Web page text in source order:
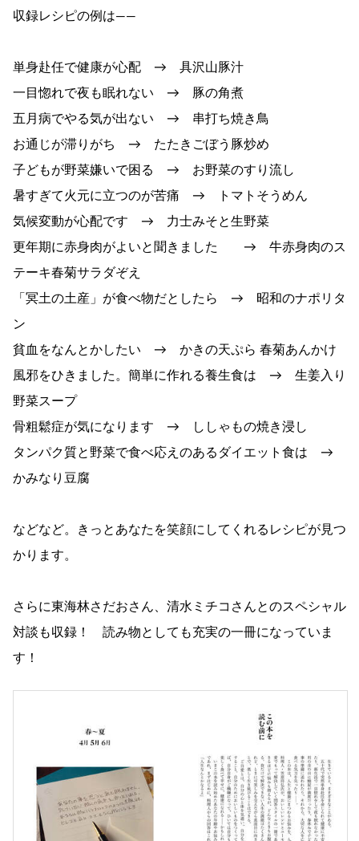
収録レシピの例は――
単身赴任で健康が心配 → 具沢山豚汁
一目惚れで夜も眠れない → 豚の角煮
五月病でやる気が出ない → 串打ち焼き鳥
お通じが滞りがち → たたきごぼう豚炒め
子どもが野菜嫌いで困る → お野菜のすり流し
暑すぎて火元に立つのが苦痛 → トマトそうめん
気候変動が心配です → 力士みそと生野菜
更年期に赤身肉がよいと聞きました → 牛赤身肉のス
テーキ春菊サラダぞえ
「冥土の土産」が食べ物だとしたら → 昭和のナポリタ
ン
貧血をなんとかしたい → かきの天ぷら 春菊あんかけ
風邪をひきました。簡単に作れる養生食は → 生姜入り
野菜スープ
骨粗鬆症が気になります → ししゃもの焼き浸し
タンパク質と野菜で⾷べ応えのあるダイエット⾷は →
かみなり豆腐
などなど。きっとあなたを笑顔にしてくれるレシピが見つ
かります。
さらに東海林さだおさん、清水ミチコさんとのスペシャル
対談も収録！ 読み物としても充実の一冊になっていま
す！